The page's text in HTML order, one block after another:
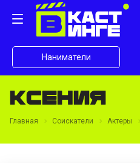
Наниматели
Ксения
Главная Соискатели Актеры